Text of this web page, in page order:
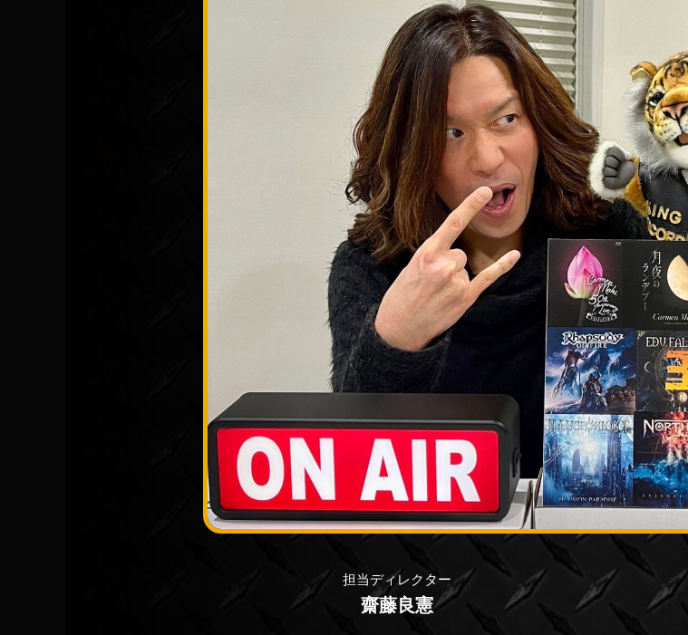
第26回【PART-4】放送 2019
第27回【PART-1】放送 2019
第27回【PART-2】放送 2019
第28回【PART-1】放送 2019
第28回【PART-2】放送 2019
第29回【PART-1】放送 2019年
第29回【PART-2】放送 2019
第30回【PART-1】放送 2019年
第30回【PART-2】放送 2019
第31回【PART-1】放送 2019
第31回【PART-2】放送 2019年
担当ディレクター
齋藤良憲